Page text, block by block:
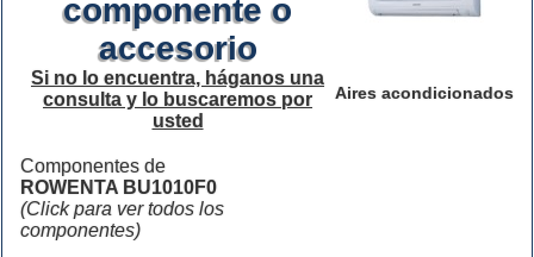
Aires acondicionados
componente o
accesorio
Si no lo encuentra, háganos una
consulta y lo buscaremos por
usted
Componentes de
ROWENTA BU1010F0
(Click para ver todos los
componentes)